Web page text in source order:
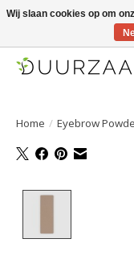
Duurzaamhuid, uw
Home / Eyebrow
Wij slaan cookies op om